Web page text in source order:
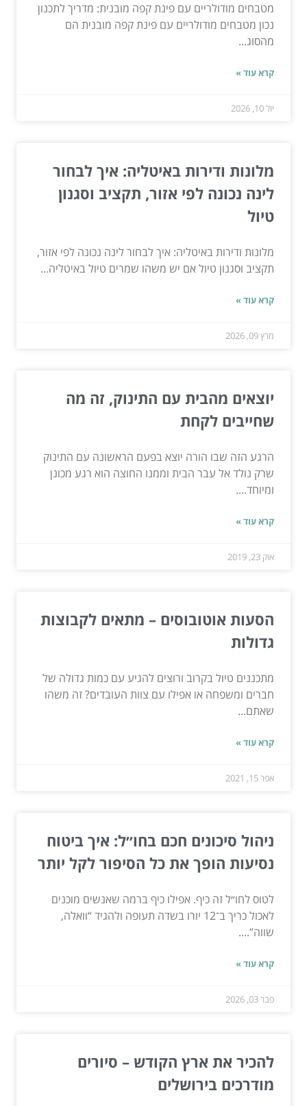
מטבחים מודולריים עם פינת קפה מובנית: מדריך לתכנון
נכון מטבחים מודולריים עם פינת קפה מובנית הם
מהסוג...
קרא עוד »
יול 10, 2026
מלונות ודירות באיטליה: איך לבחור
לינה נכונה לפי אזור, תקציב וסגנון
טיול
מלונות ודירות באיטליה: איך לבחור לינה נכונה לפי אזור,
תקציב וסגנון טיול אם יש משהו שמרים טיול באיטליה...
קרא עוד »
מרץ 09, 2026
יוצאים מהבית עם התינוק, זה מה
שחייבים לקחת
הרגע הזה שבו הורה יוצא בפעם הראשונה עם התינוק
שרק נולד אל עבר הבית וממנו החוצה הוא רגע מכונן
ומיוחד....
קרא עוד »
אוק 23, 2019
הסעות אוטובוסים – מתאים לקבוצות
גדולות
מתכננים טיול בקרוב ורוצים להגיע עם כמות גדולה של
חברים ומשפחה או אפילו עם צוות העובדים? זה משהו
שאתם...
קרא עוד »
אפר 15, 2021
ניהול סיכונים חכם בחו״ל: איך ביטוח
נסיעות הופך את כל הסיפור לקל יותר
לטוס לחו״ל זה כיף. אפילו כיף ברמה שאנשים מוכנים
לאכול כריך ב־12 יורו בשדה תעופה ולהגיד “וואלה,
שווה”....
קרא עוד »
פבר 03, 2026
להכיר את ארץ הקודש – סיורים
מודרכים בירושלים